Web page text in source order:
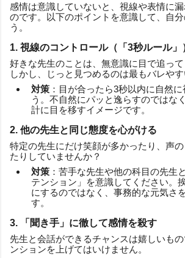
感情は意識していないと、視線や表情に
のです。以下のポイントを意識して、自
う。
1. 視線のコントロール（「3秒ルール」
好きな先生のことは、無意識に目で追って
しかし、じっと見つめるのは最もバレやす
対策 ：目が合ったら3秒以内に自然
う。不自然にパッと逸らすのではな
計に目を移すイメージです。
2. 他の先生と同じ態度を心がける
特定の先生にだけ笑顔が多かったり、声
たりしていませんか？
対策 ：苦手な先生や他の科目の先生
テンション」を意識してください。
にするのではなく、事務的な元気さ
す。
3. 「聞き手」に徹して感情を殺す
先生と会話ができるチャンスは嬉しいも
ンションを上げてはいけません。